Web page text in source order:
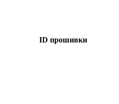
ID прошивки